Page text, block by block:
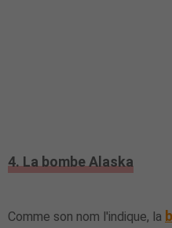
4. La bombe Alaska
Comme son nom l'indique, la